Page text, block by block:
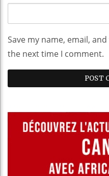
Save my name, email,
the next time I comment.